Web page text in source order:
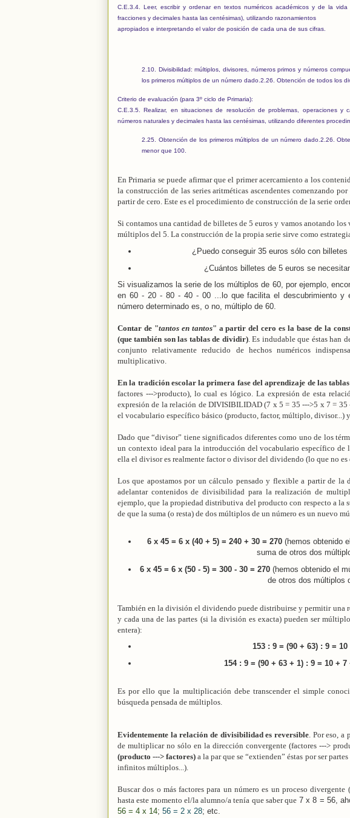
C.E.3.4. Leer, escribir y ordenar en textos numéricos académicos y de la
fracciones y decimales hasta las centésimas), utilizando razonamientos
apropiados e interpretando el valor de posición de cada una de sus cifras.
2.10. Divisibilidad: múltiplos, divisores, números primos y números
los primeros múltiplos de un número dado. 2.26. Obtención de todos los
Criterio de evaluación (para 3º ciclo de Primaria):
C.E.3.5. Realizar, en situaciones de resolución de problemas, operaciones y
números naturales y decimales hasta las centésimas, utilizando diferentes
2.25. Obtención de los primeros múltiplos de un número dado. 2.26.
menor que 100.
En Primaria se puede afirmar que el primer acercamiento a los
la construcción de las series aritméticas ascendentes comenzando
partir de cero. Este es el procedimiento de construcción de la serie
Si contamos una cantidad de billetes de 5 euros y vamos anotando
múltiplos del 5. La construcción de la propia serie sirve como
¿Puedo conseguir 35 euros sólo con
¿Cuántos billetes de 5 euros se
Si visualizamos la serie de los múltiplos de 60, por ejemplo,
en 60 - 20 - 80 - 40 - 00 ...lo que facilita el descubrimiento y
número determinado es, o no, múltiplo de 60.
Contar de "tantos en tantos" a partir del cero es la base de la
(que también son las tablas de dividir). Es indudable que éstas han
conjunto relativamente reducido de hechos numéricos
multiplicativo.
En la tradición escolar la primera fase del aprendizaje de las
factores --->producto), lo cual es lógico. La expresión de esta
expresión de la relación de DIVISIBILIDAD (7 x 5 = 35 --->5 x 7 =
el vocabulario específico básico (producto, factor, múltiplo, divisor...)
Dado que “divisor” tiene significados diferentes como uno de los
un contexto ideal para la introducción del vocabulario específico
ella el divisor es realmente factor o divisor del dividendo (lo que no
Los que apostamos por un cálculo pensado y flexible a partir de la
adelantar contenidos de divisibilidad para la realización de
ejemplo, que la propiedad distributiva del producto con respecto a la
de que la suma (o resta) de dos múltiplos de un número es un nuevo
6 x 45 = 6 x (40 + 5) = 240 + 30 = 270 (hemos obtenido
suma de otros dos
6 x 45 = 6 x (50 - 5) = 300 - 30 = 270(hemos obtenido el
de otros dos múltiplos
También en la división el dividendo puede distribuirse y permitir una
y cada una de las partes (si la división es exacta) pueden ser
entera):
153 : 9 = (90 + 63) : 9 = 10
154 : 9 = (90 + 63 + 1) : 9 = 10 + 7
Es por ello que la multiplicación debe transcender el simple
búsqueda pensada de múltiplos.
Evidentemente la relación de divisibilidad es reversible . Por eso,
de multiplicar no sólo en la dirección convergente (factores --->
(producto ---> factores) a la par que se “extienden” éstas por ser
infinitos múltiplos...).
Buscar dos o más factores para un número es un proceso
hasta este momento el/la alumno/a tenía que saber que 7 x 8 = 56,
56 = 4 x 14; 56 = 2 x 28; etc.